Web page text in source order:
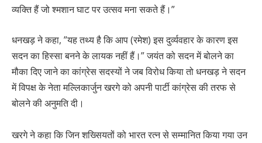
व्यक्ति हैं जो श्मशान घाट पर उत्सव मना सकते हैं।”
धनखड़ ने कहा, ”यह तथ्य है कि आप (रमेश) इस दुर्व्यवहार के कारण इस
सदन का हिस्सा बनने के लायक नहीं हैं।” जयंत को सदन में बोलने का
मौका दिए जाने का कांग्रेस सदस्यों ने जब विरोध किया तो धनखड़ ने सदन
में विपक्ष के नेता मल्लिकार्जुन खरगे को अपनी पार्टी कांग्रेस की तरफ से
बोलने की अनुमति दी।
खरगे ने कहा कि जिन शख्सियतों को भारत रत्न से सम्मानित किया गया उन